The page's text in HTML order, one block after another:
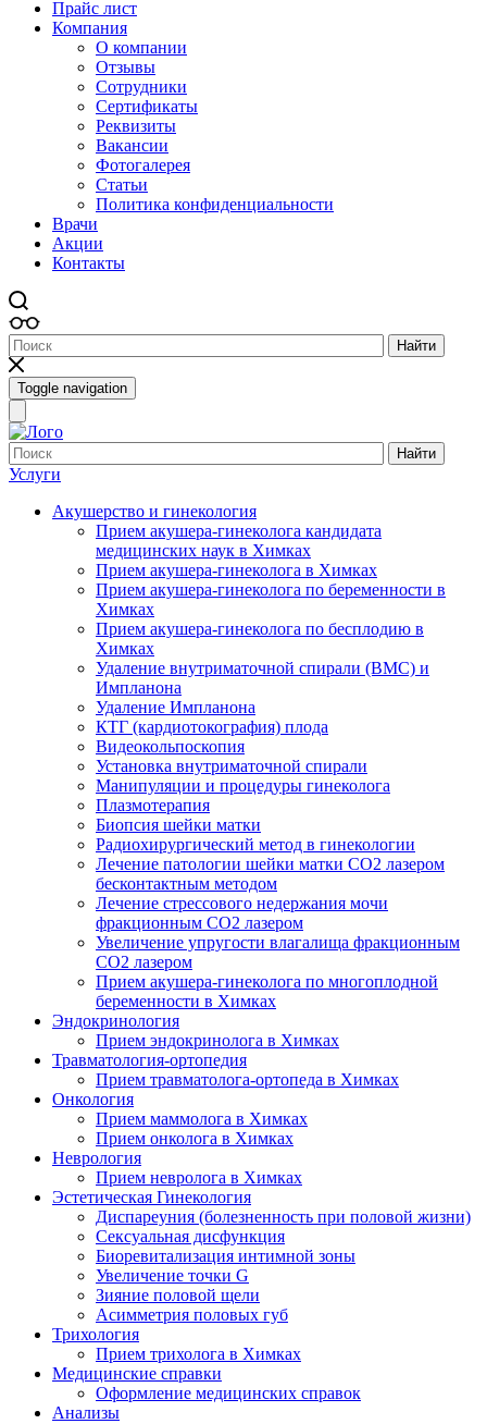
Прайс лист
Компания
О компании
Отзывы
Сотрудники
Сертификаты
Реквизиты
Вакансии
Фотогалерея
Статьи
Политика конфиденциальности
Врачи
Акции
Контакты
Найти
Toggle navigation
Найти
Услуги
Акушерство и гинекология
Прием акушера-гинеколога кандидата
медицинских наук в Химках
Прием акушера-гинеколога в Химках
Прием акушера-гинеколога по беременности в
Химках
Прием акушера-гинеколога по бесплодию в
Химках
Удаление внутриматочной спирали (ВМС) и
Импланона
Удаление Импланона
КТГ (кардиотокография) плода
Видеокольпоскопия
Установка внутриматочной спирали
Манипуляции и процедуры гинеколога
Плазмотерапия
Биопсия шейки матки
Радиохирургический метод в гинекологии
Лечение патологии шейки матки CO2 лазером
бесконтактным методом
Лечение стрессового недержания мочи
фракционным CO2 лазером
Увеличение упругости влагалища фракционным
CO2 лазером
Прием акушера-гинеколога по многоплодной
беременности в Химках
Эндокринология
Прием эндокринолога в Химках
Травматология-ортопедия
Прием травматолога-ортопеда в Химках
Онкология
Прием маммолога в Химках
Прием онколога в Химках
Неврология
Прием невролога в Химках
Эстетическая Гинекология
Диспареуния (болезненность при половой жизни)
Сексуальная дисфункция
Биоревитализация интимной зоны
Увеличение точки G
Зияние половой щели
Асимметрия половых губ
Трихология
Прием трихолога в Химках
Медицинские справки
Оформление медицинских справок
Анализы